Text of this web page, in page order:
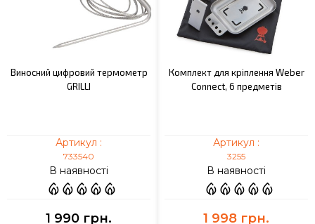
Виносний цифровий термометр
GRILLI
Артикул :
733540
В наявності
1 990 грн.
Комплект для кріплення Weber
Connect, 6 предметів
Артикул :
3255
В наявності
1 998 грн.